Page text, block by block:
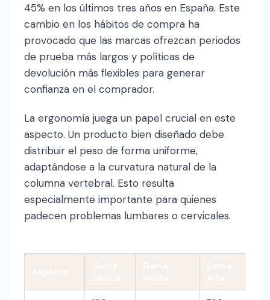
45% en los últimos tres años en España. Este
cambio en los hábitos de compra ha
provocado que las marcas ofrezcan periodos
de prueba más largos y políticas de
devolución más flexibles para generar
confianza en el comprador.
La ergonomía juega un papel crucial en este
aspecto. Un producto bien diseñado debe
distribuir el peso de forma uniforme,
adaptándose a la curvatura natural de la
columna vertebral. Esto resulta
especialmente importante para quienes
padecen problemas lumbares o cervicales.